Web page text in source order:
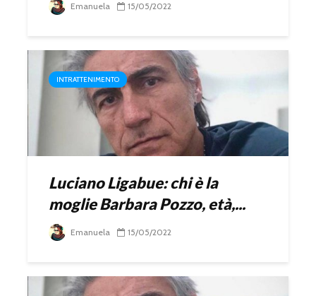
Emanuela 15/05/2022
INTRATTENIMENTO
Luciano Ligabue: chi è la
moglie Barbara Pozzo, età,...
Emanuela 15/05/2022